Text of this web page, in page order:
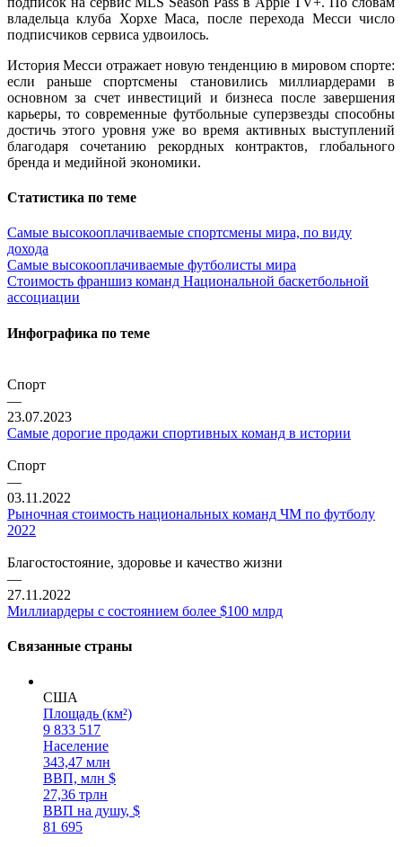
владельца клуба Хорхе Маса, после перехода Месси число
подписчиков сервиса удвоилось.
История Месси отражает новую тенденцию в мировом спорте:
если раньше спортсмены становились миллиардерами в
основном за счет инвестиций и бизнеса после завершения
карьеры, то современные футбольные суперзвезды способны
достичь этого уровня уже во время активных выступлений
благодаря сочетанию рекордных контрактов, глобального
бренда и медийной экономики.
Статистика по теме
Самые высокооплачиваемые спортсмены мира, по виду
дохода
Самые высокооплачиваемые футболисты мира
Стоимость франшиз команд Национальной баскетбольной
ассоциации
Инфографика по теме
Спорт
—
23.07.2023
Самые дорогие продажи спортивных команд в истории
Спорт
—
03.11.2022
Рыночная стоимость национальных команд ЧМ по футболу
2022
Благостостояние, здоровье и качество жизни
—
27.11.2022
Миллиардеры с состоянием более $100 млрд
Связанные страны
США
Площадь (км²)
9 833 517
Население
343,47 млн
ВВП, млн $
27,36 трлн
ВВП на душу, $
81 695